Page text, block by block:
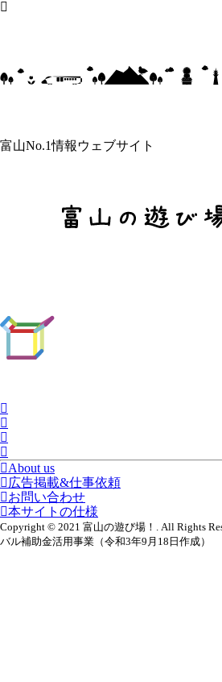
富山No.1情報ウェブサイト
About us
広告掲載&仕事依頼
お問い合わせ
本サイトの仕様
Copyright © 2021 富山の遊び場！. All Rights
バル補助金活用事業（令和3年9月18日作成）